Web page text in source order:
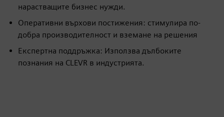
нарастващите бизнес нужди.
Оперативни върхови постижения: стимулира по-
добра производителност и вземане на решения
Експертна поддръжка: Използва дълбоките
познания на CLEVR в индустрията.